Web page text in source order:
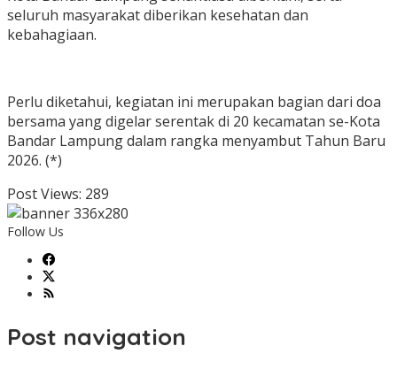
seluruh masyarakat diberikan kesehatan dan
kebahagiaan.
‎Perlu diketahui, kegiatan ini merupakan bagian dari doa
bersama yang digelar serentak di 20 kecamatan se-Kota
Bandar Lampung dalam rangka menyambut Tahun Baru
2026. (*)
Post Views: 289
Follow Us
Post navigation